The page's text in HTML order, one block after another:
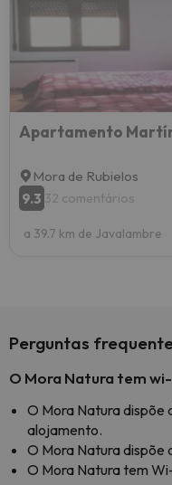
Apartamento
Mora de Rubielos
9.3 32 comentários
a 39.7 km de Javalambre
Perguntas
O Mora Natura tem
O Mora Natura
alojamento.
O Mora Natura dispõe
O Mora Natura tem